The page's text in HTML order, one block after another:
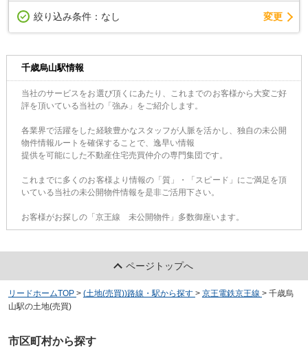
絞り込み条件： なし 変更
千歳烏山駅情報
当社のサービスをお選び頂くにあたり、これまでのお客様から大変ご好
評を頂いている当社の「強み」をご紹介します。
各業界で活躍をした経験豊かなスタッフが人脈を活かし、独自の未公開
物件情報ルートを確保することで、逸早い情報
提供を可能にした不動産住宅売買仲介の専門集団です。
これまでに多くのお客様より情報の「質」・「スピード」にご満足を頂
いている当社の未公開物件情報を是非ご活用下さい。
お客様がお探しの「京王線 未公開物件」多数御座います。
ページトップへ
リードホームTOP > (土地(売買))路線・駅から探す > 京王電鉄京王線 > 千歳烏
山駅の土地(売買)
市区町村から探す